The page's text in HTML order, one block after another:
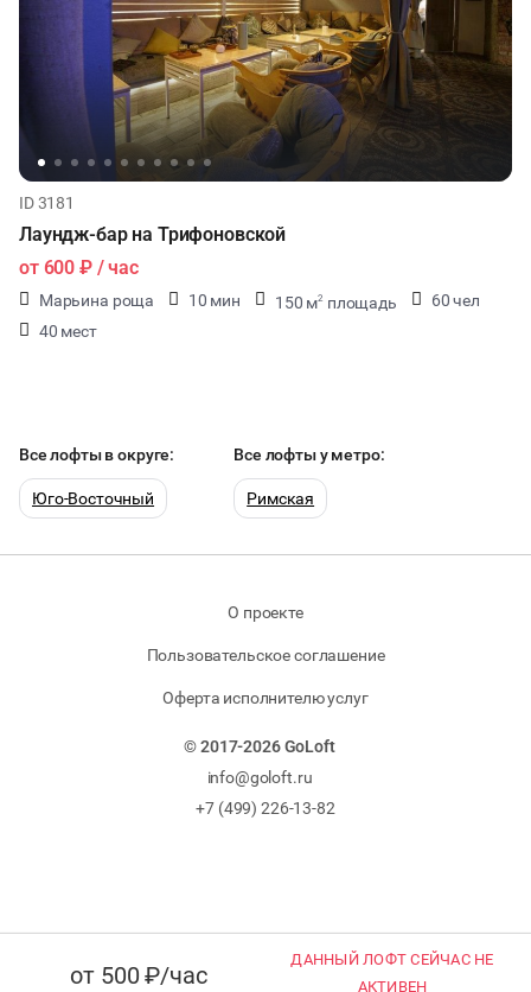
от 500 ₽/час
ДАННЫЙ ЛОФТ СЕЙЧАС НЕ
АКТИВЕН
ID 3181
Лаундж-бар на Трифоновской
от 600 ₽/ час
Марьина роща 10 мин 150 м2 площадь
60 чел
40 мест
Все лофты в округе:
Юго-Восточный
Все лофты у метро:
Римская
О проекте
Пользовательское соглашение
Оферта исполнителю услуг
© 2017-2026 GoLoft
info@goloft.ru
+7 (499) 226-13-82